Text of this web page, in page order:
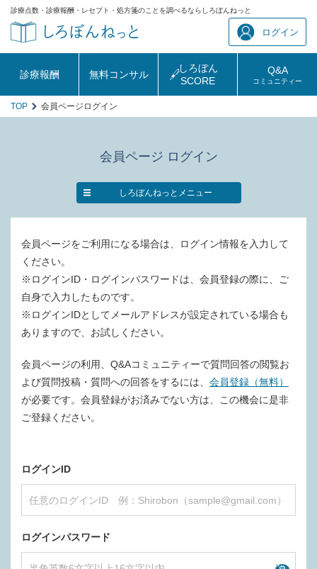
診療点数・診療報酬・レセプト・処方箋のことを調べるならしろぼんねっと
ログイン
診療報酬 無料コンサル
しろぼん
SCORE
Q&A
コミュニティー
TOP 会員ページログイン
会員ページ ログイン
しろぼんねっとメニュー
会員ページをご利用になる場合は、ログイン情報を入力して
ください。
※ログインID・ログインパスワードは、会員登録の際に、ご
自身で入力したものです。
※ログインIDとしてメールアドレスが設定されている場合も
ありますので、お試しください。
会員ページの利用、Q&Aコミュニティーで質問回答の閲覧お
よび質問投稿・質問への回答をするには、 会員登録（無料）
が必要です。会員登録がお済みでない方は、この機会に是非
ご登録ください。
ログインID
ログインパスワード